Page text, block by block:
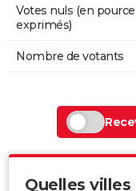
Votes nuls (en
exprimés)
Nombre de votants
Quelles